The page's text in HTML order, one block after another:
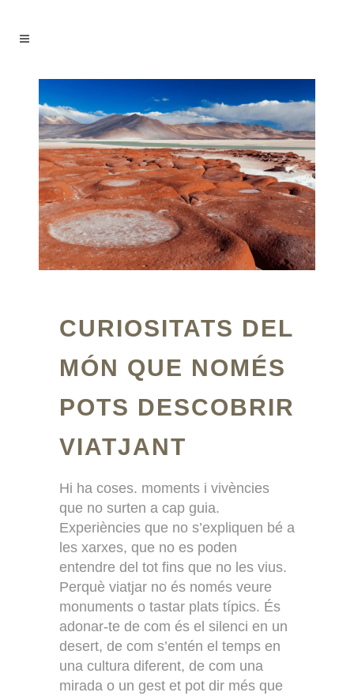
CURIOSITATS DEL
MÓN QUE NOMÉS
POTS DESCOBRIR
VIATJANT
Hi ha coses. moments i vivències
que no surten a cap guia.
Experiències que no s’expliquen bé a
les xarxes, que no es poden
entendre del tot fins que no les vius.
Perquè viatjar no és només veure
monuments o tastar plats típics. És
adonar-te de com és el silenci en un
desert, de com s’entén el temps en
una cultura diferent, de com una
mirada o un gest et pot dir més que